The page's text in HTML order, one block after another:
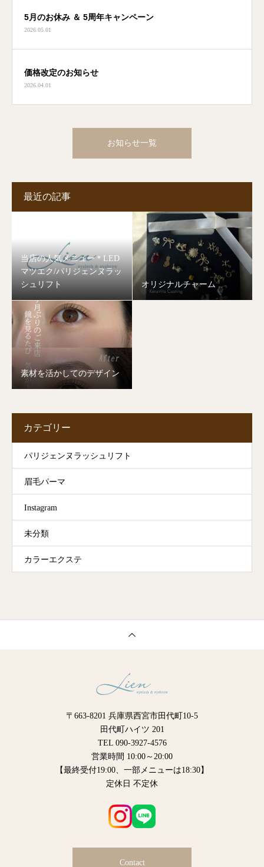
5月のお休み ＆ 5周年キャンペーン
2026.05.01
価格改定のお知らせ
2026.04.01
お知らせ一覧
最近の記事
当店の人気メニュー＊LED
マツエク/パリジェンヌラッ
シュリフト
オリジナルチャーム
素材を活かしてのデザイン
カテゴリー
パリジェンヌラッシュリフト
眉毛パーマ
Instagram
未分類
カラーエクステ
〒663-8201 兵庫県西宮市田代町10-5
田代町ハイツ 201
TEL 090-3927-4576
営業時間 10:00～20:00
【最終受付19:00、一部メニューは18:30】
定休日 不定休
Contact